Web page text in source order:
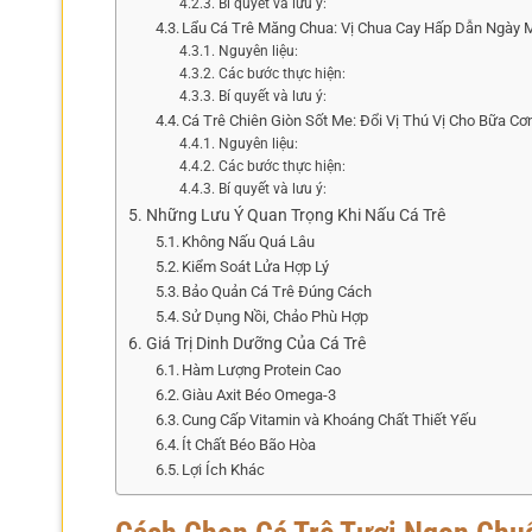
Lẩu Cá Trê Măng Chua: Vị Chua Cay Hấp Dẫn Ngày
Nguyên liệu:
Các bước thực hiện:
Bí quyết và lưu ý:
Cá Trê Chiên Giòn Sốt Me: Đổi Vị Thú Vị Cho Bữa
Nguyên liệu:
Các bước thực hiện:
Bí quyết và lưu ý:
Những Lưu Ý Quan Trọng Khi Nấu Cá Trê
Không Nấu Quá Lâu
Kiểm Soát Lửa Hợp Lý
Bảo Quản Cá Trê Đúng Cách
Sử Dụng Nồi, Chảo Phù Hợp
Giá Trị Dinh Dưỡng Của Cá Trê
Hàm Lượng Protein Cao
Giàu Axit Béo Omega-3
Cung Cấp Vitamin và Khoáng Chất Thiết Yếu
Ít Chất Béo Bão Hòa
Lợi Ích Khác